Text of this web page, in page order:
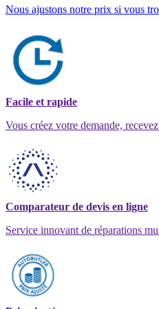
Nous ajustons notre prix si vous
Facile et rapide
Vous créez votre demande,
Comparateur de devis en ligne
Service innovant de réparations